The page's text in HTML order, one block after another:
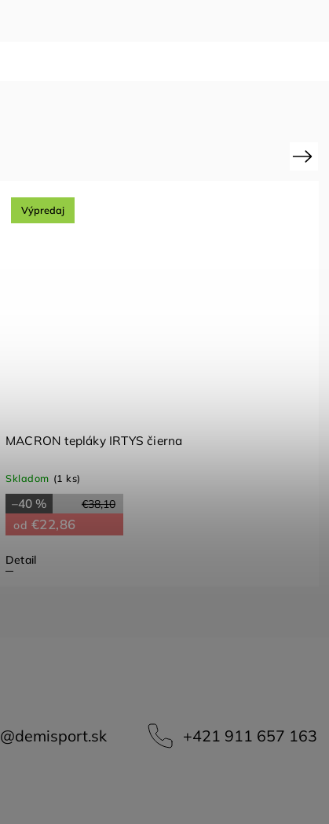
Výpredaj
MACRON tepláky IRTYS čierna
Skladom (1 ks)
€38,10
–40 %
od €22,86
Detail
Next
@demisport.sk +421 911 657 163